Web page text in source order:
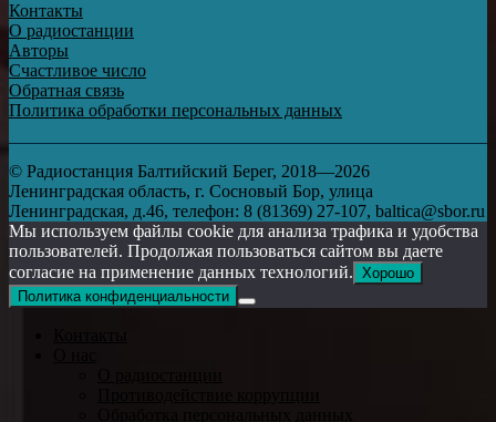
Контакты
О радиостанции
Авторы
Счастливое число
Обратная связь
Политика обработки персональных данных
© Радиостанция Балтийский Берег, 2018—2026
Ленинградская область, г. Сосновый Бор, улица
Ленинградская, д.46, телефон: 8 (81369) 27-107, baltica@sbor.ru
Мы используем файлы cookie для анализа трафика и удобства
пользователей. Продолжая пользоваться сайтом вы даете
согласие на применение данных технологий. Хорошо
Политика конфиденциальности